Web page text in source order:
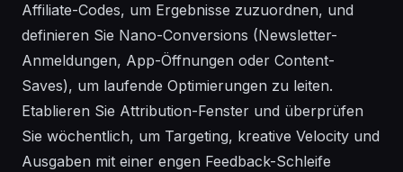
Affiliate-Codes, um Ergebnisse zuzuordnen, und
definieren Sie Nano-Conversions (Newsletter-
Anmeldungen, App-Öffnungen oder Content-
Saves), um laufende Optimierungen zu leiten.
Etablieren Sie Attribution-Fenster und überprüfen
Sie wöchentlich, um Targeting, kreative Velocity und
Ausgaben mit einer engen Feedback-Schleife